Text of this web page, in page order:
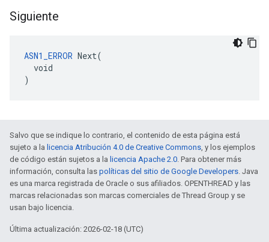
Siguiente
ASN1_ERROR Next(
  void
)
Salvo que se indique lo contrario, el contenido de esta página está
sujeto a la licencia Atribución 4.0 de Creative Commons, y los ejemplos
de código están sujetos a la licencia Apache 2.0. Para obtener más
información, consulta las políticas del sitio de Google Developers. Java
es una marca registrada de Oracle o sus afiliados. OPENTHREAD y las
marcas relacionadas son marcas comerciales de Thread Group y se
usan bajo licencia.
Última actualización: 2026-02-18 (UTC)